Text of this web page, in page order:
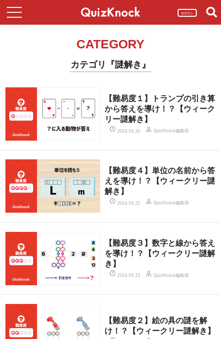
ログイン
CATEGORY
カテゴリ『謎解き』
【難易度１】トランプの引き算
から答えを導け！？【ウィーク
リー謎解き】
2024.03.29 QuizKnock編集部
【難易度４】単位の名前から答
えを導け！？【ウィークリー謎
解き】
2024.03.22 QuizKnock編集部
【難易度３】数字と線から答え
を導け！？【ウィークリー謎解
き】
2024.03.15 QuizKnock編集部
【難易度２】絵の具の謎を解
け！？【ウィークリー謎解き】